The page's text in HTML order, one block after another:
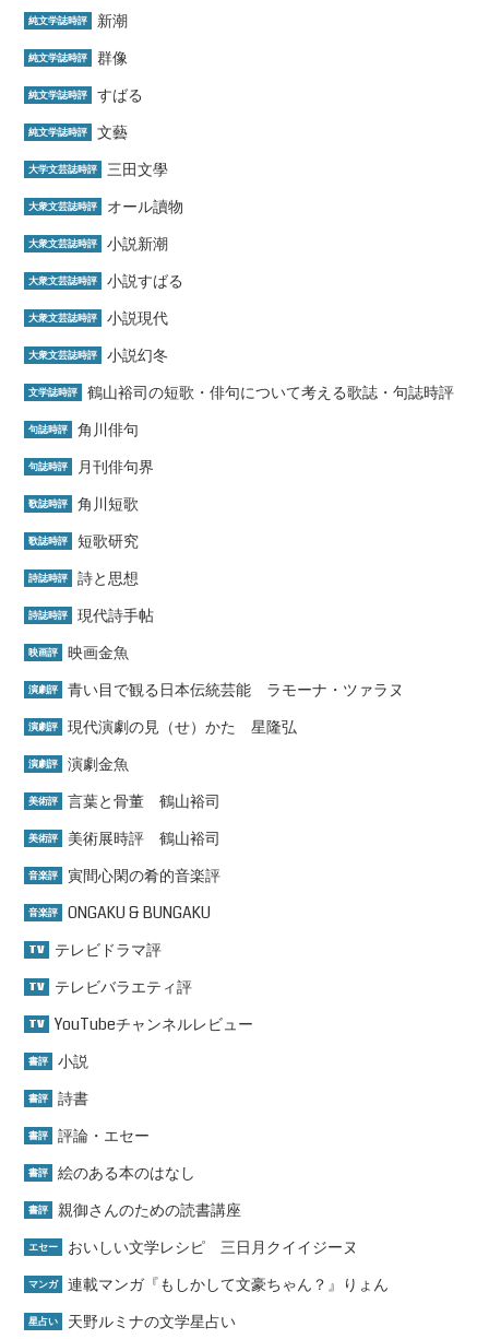
純文学誌時評 新潮
純文学誌時評 群像
純文学誌時評 すばる
純文学誌時評 文藝
大学文芸誌時評 三田文學
大衆文芸誌時評 オール讀物
大衆文芸誌時評 小説新潮
大衆文芸誌時評 小説すばる
大衆文芸誌時評 小説現代
大衆文芸誌時評 小説幻冬
文学誌時評 鶴山裕司の短歌・俳句について考える歌誌・句誌時評
句誌時評 角川俳句
句誌時評 月刊俳句界
歌誌時評 角川短歌
歌誌時評 短歌研究
詩誌時評 詩と思想
詩誌時評 現代詩手帖
映画評 映画金魚
演劇評 青い目で観る日本伝統芸能 ラモーナ・ツァラヌ
演劇評 現代演劇の見（せ）かた 星隆弘
演劇評 演劇金魚
美術評 言葉と骨董 鶴山裕司
美術評 美術展時評 鶴山裕司
音楽評 寅間心閑の肴的音楽評
音楽評 ONGAKU & BUNGAKU
TV テレビドラマ評
TV テレビバラエティ評
TV YouTubeチャンネルレビュー
書評 小説
書評 詩書
書評 評論・エセー
書評 絵のある本のはなし
書評 親御さんのための読書講座
エセー おいしい文学レシピ 三日月クイイジーヌ
マンガ 連載マンガ『もしかして文豪ちゃん？』りょん
星占い 天野ルミナの文学星占い